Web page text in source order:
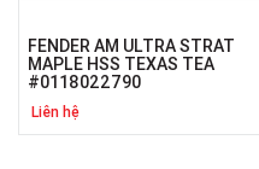
FENDER AM ULTRA STRAT
MAPLE HSS TEXAS TEA
#0118022790
Liên hệ